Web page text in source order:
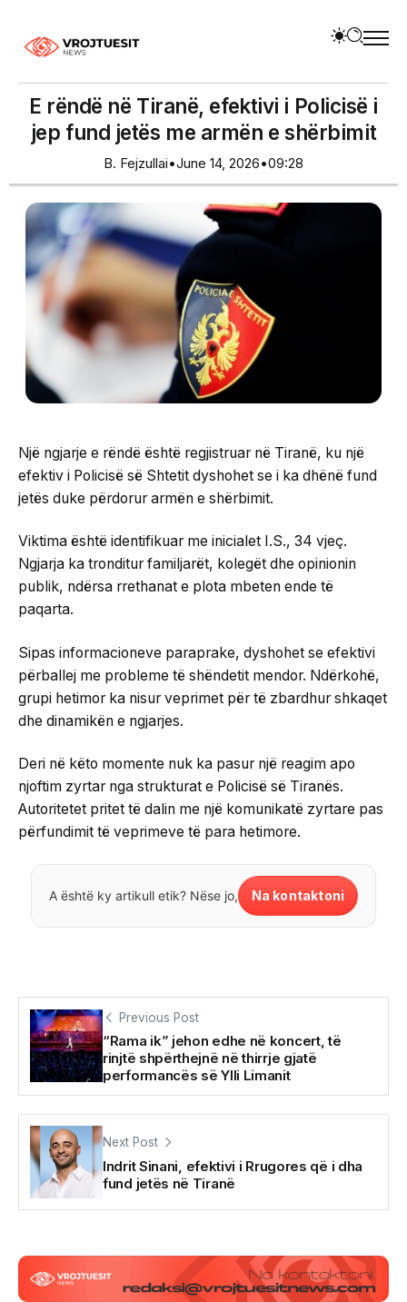
E rëndë në Tiranë, efektivi i Policisë i
jep fund jetës me armën e shërbimit
B. Fejzullai•June 14, 2026•09:28
Një ngjarje e rëndë është regjistruar në Tiranë, ku një
efektiv i Policisë së Shtetit dyshohet se i ka dhënë fund
jetës duke përdorur armën e shërbimit.
Viktima është identifikuar me inicialet I.S., 34 vjeç.
Ngjarja ka tronditur familjarët, kolegët dhe opinionin
publik, ndërsa rrethanat e plota mbeten ende të
paqarta.
Sipas informacioneve paraprake, dyshohet se efektivi
përballej me probleme të shëndetit mendor. Ndërkohë,
grupi hetimor ka nisur veprimet për të zbardhur shkaqet
dhe dinamikën e ngjarjes.
Deri në këto momente nuk ka pasur një reagim apo
njoftim zyrtar nga strukturat e Policisë së Tiranës.
Autoritetet pritet të dalin me një komunikatë zyrtare pas
përfundimit të veprimeve të para hetimore.
A është ky artikull etik? Nëse jo, Na kontaktoni
Previous Post
“Rama ik” jehon edhe në koncert, të
rinjtë shpërthejnë në thirrje gjatë
performancës së Ylli Limanit
Next Post
Indrit Sinani, efektivi i Rrugores që i dha
fund jetës në Tiranë